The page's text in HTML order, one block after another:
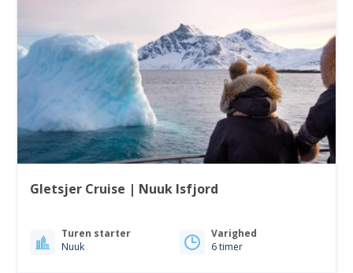
Gletsjer Cruise | Nuuk Isfjord
Turen starter
Nuuk
Varighed
6 timer